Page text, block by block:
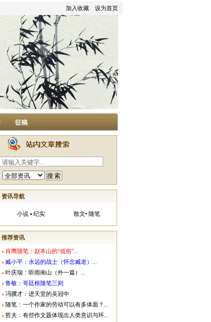
加入收藏 设为首页
征稿
资讯导航
小说 ▪ 纪实 散文• 随笔
推荐资讯
肖鹰随笔：赵本山的“低俗”...
臧小平：永远的战士（怀念臧老）...
叶庆瑞：听雨南山（外一篇）...
鲁敏：哥廷根随笔三则
冯骥才：进天堂的吴冠中
随笔：一个作家的劳动可以有多体面？...
哲夫：有些作文题体现出人类意识与环...